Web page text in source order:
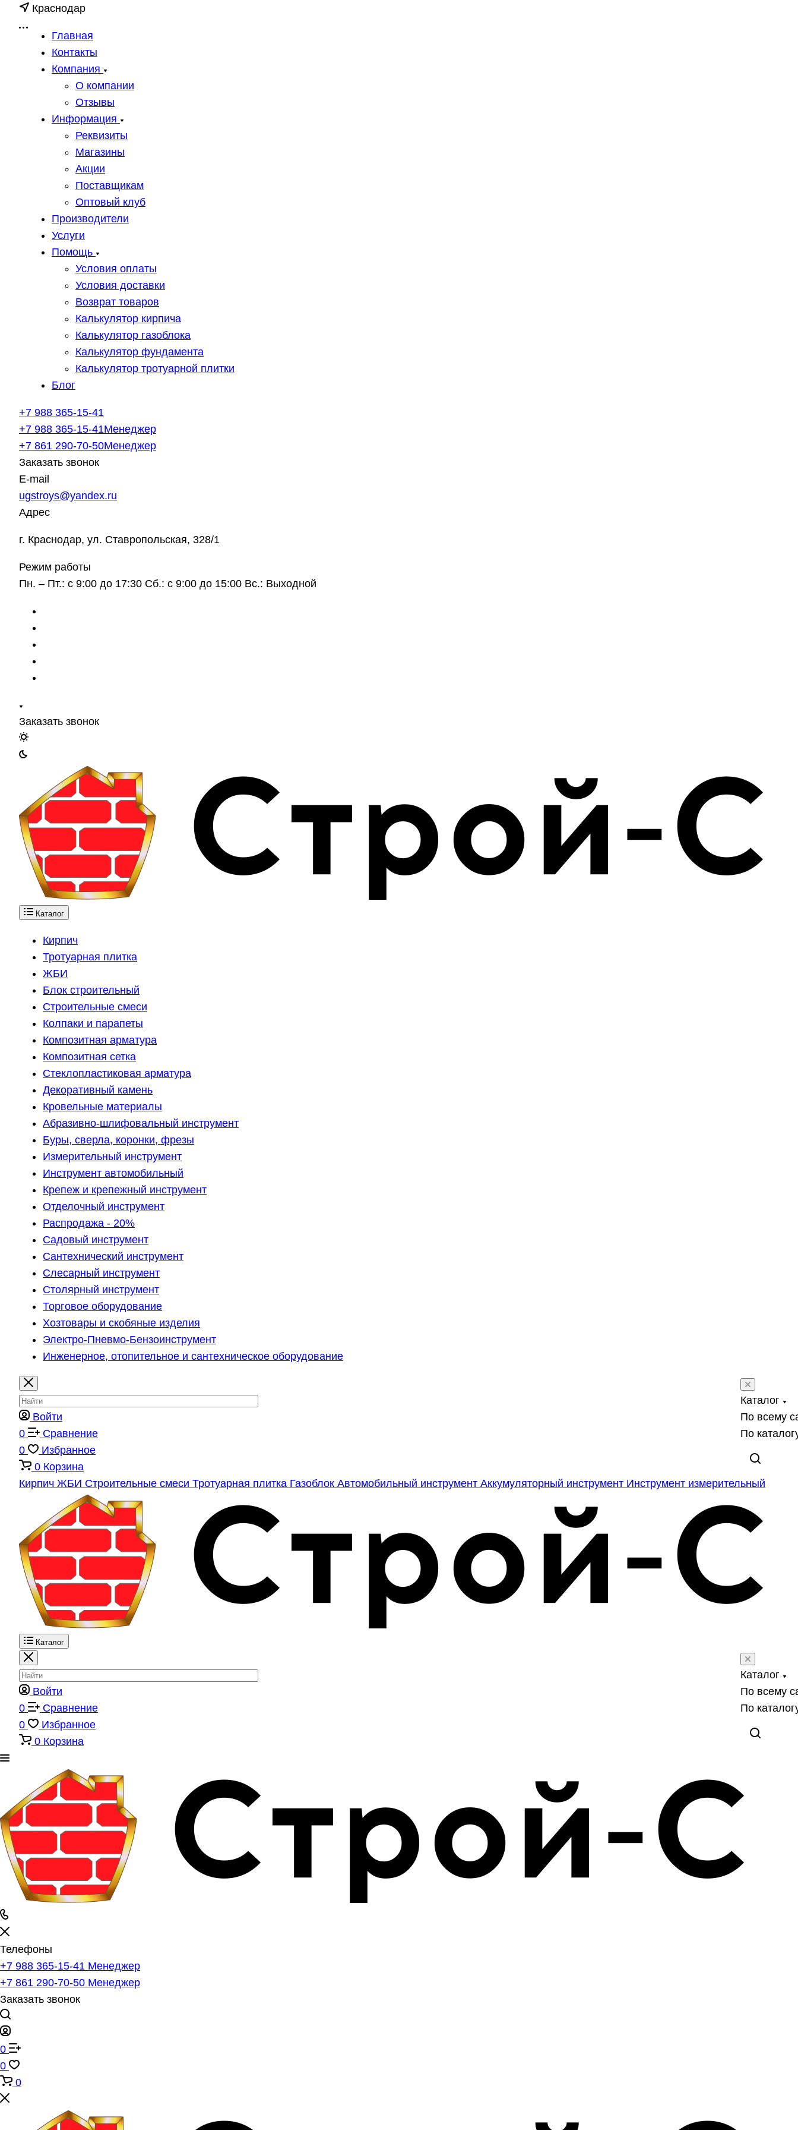
Краснодар
Главная
Контакты
Компания
О компании
Отзывы
Информация
Реквизиты
Магазины
Акции
Поставщикам
Оптовый клуб
Производители
Услуги
Помощь
Условия оплаты
Условия доставки
Возврат товаров
Калькулятор кирпича
Калькулятор газоблока
Калькулятор фундамента
Калькулятор тротуарной плитки
Блог
+7 988 365-15-41
+7 988 365-15-41Менеджер
+7 861 290-70-50Менеджер
Заказать звонок
E-mail
ugstroys@yandex.ru
Адрес
г. Краснодар, ул. Ставропольская, 328/1
Режим работы
Пн. – Пт.: с 9:00 до 17:30 Сб.: с 9:00 до 15:00 Вс.: Выходной
Заказать звонок
Каталог
Кирпич
Тротуарная плитка
ЖБИ
Блок строительный
Строительные смеси
Колпаки и парапеты
Композитная арматура
Композитная сетка
Стеклопластиковая арматура
Декоративный камень
Кровельные материалы
Абразивно-шлифовальный инструмент
Буры, сверла, коронки, фрезы
Измерительный инструмент
Инструмент автомобильный
Крепеж и крепежный инструмент
Отделочный инструмент
Распродажа - 20%
Садовый инструмент
Сантехнический инструмент
Слесарный инструмент
Столярный инструмент
Торговое оборудование
Хозтовары и скобяные изделия
Электро-Пневмо-Бензоинструмент
Инженерное, отопительное и сантехническое оборудование
Каталог
По всему
По
Войти
0
Сравнение
0
Избранное
0 Корзина
Кирпич ЖБИ Строительные смеси Тротуарная плитка Газоблок Автомобильный инструмент Аккумуляторный инструмент Инструмент измерительный
Каталог
Каталог
По всему
По
Войти
0
Сравнение
0
Избранное
0 Корзина
Телефоны
+7 988 365-15-41 Менеджер
+7 861 290-70-50 Менеджер
Заказать звонок
0
0
0